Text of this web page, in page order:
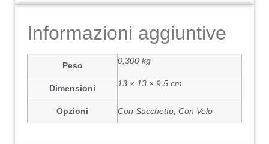
Informazioni aggiuntive
Peso 0,300 kg
Dimensioni 13 × 13 × 9,5 cm
Opzioni Con Sacchetto, Con Velo